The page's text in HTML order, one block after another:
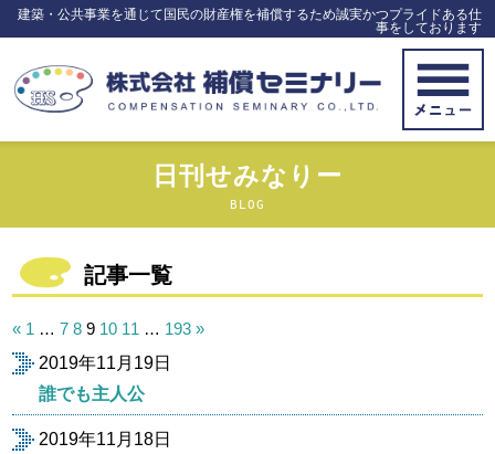
建築・公共事業を通じて国民の財産権を補償するため誠実かつプライドある仕
事をしております
日刊せみなりー
BLOG
記事一覧
投
稿
の
ー
ジ
« 1 … 7 8 9 10 11 … 193 »
2019年11月19日
誰でも主人公
2019年11月18日